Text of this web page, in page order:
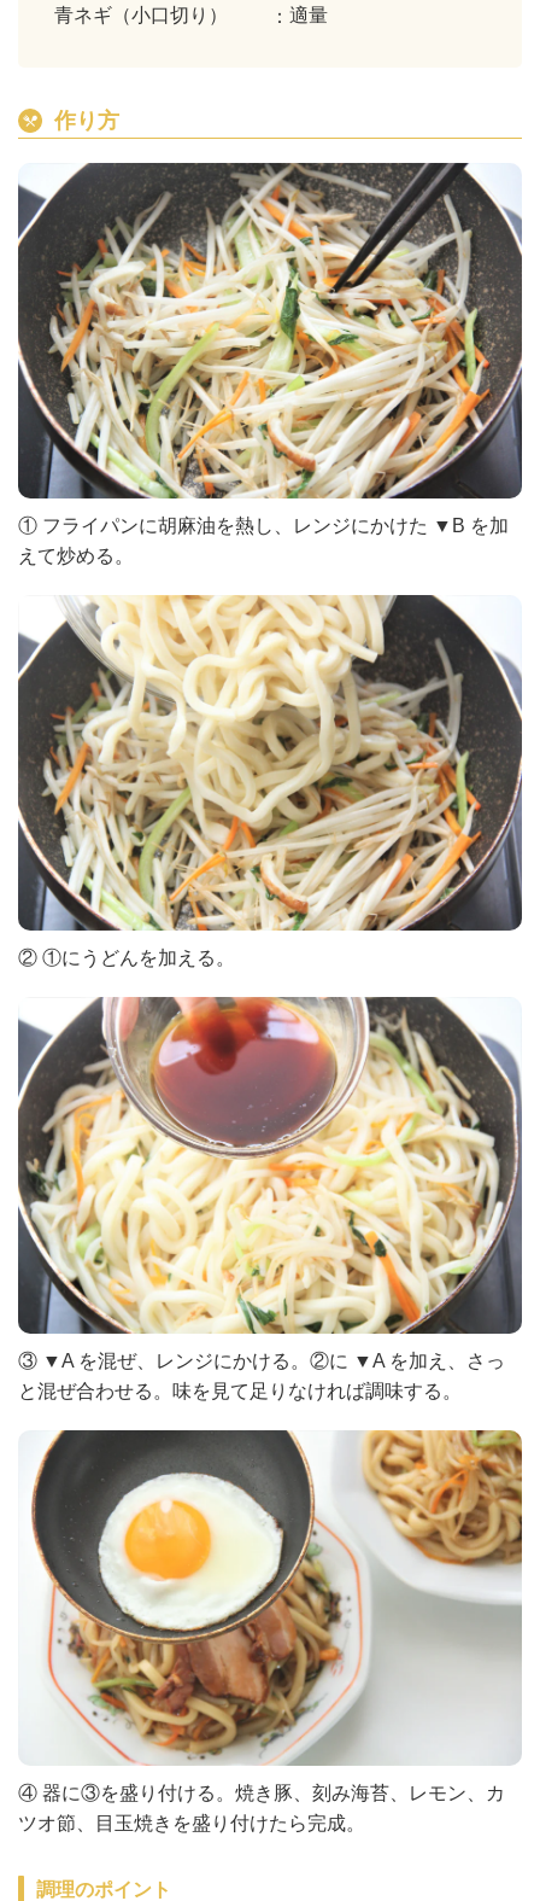
青ネギ（小口切り） 適量
作り方
① フライパンに胡麻油を熱し、レンジにかけた ▼B を加
えて炒める。
② ①にうどんを加える。
③ ▼A を混ぜ、レンジにかける。②に ▼A を加え、さっ
と混ぜ合わせる。味を見て足りなければ調味する。
④ 器に③を盛り付ける。焼き豚、刻み海苔、レモン、カ
ツオ節、目玉焼きを盛り付けたら完成。
調理のポイント